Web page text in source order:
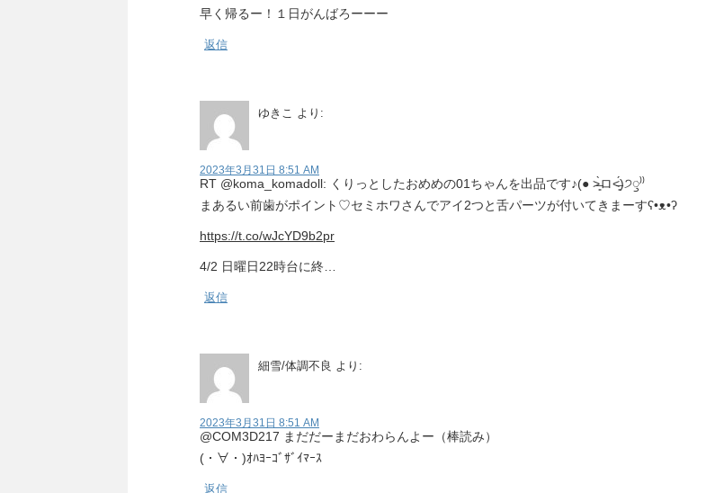
早く帰るー！１日がんばろーーー
返信
ゆきこ より:
2023年3月31日 8:51 AM
RT @koma_komadoll: くりっとしたおめめの01ちゃんを出品です♪(● ˃̶͈̀ロ˂̶͈́)੭ꠥ⁾⁾
まあるい前歯がポイント♡セミホワさんでアイ2つと舌パーツが付いてきまーすʕ•ᴥ•ʔ
https://t.co/wJcYD9b2pr
4/2 日曜日22時台に終…
返信
細雪/体調不良 より:
2023年3月31日 8:51 AM
@COM3D217 まだだーまだおわらんよー（棒読み）
(⁠・⁠∀⁠・⁠)ｵﾊﾖｰｺﾞｻﾞｲﾏｰｽ
返信